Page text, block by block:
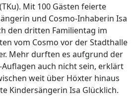
Mit 100 Gästen feierte
und Cosmo-Inhaberin Isa
den dritten Familientag im
vom Cosmo vor der Stadthalle
Mehr durften es aufgrund der
Auflagen auch nicht sein, erklärt
weit über Höxter hinaus
Kindersängerin Isa Glücklich.